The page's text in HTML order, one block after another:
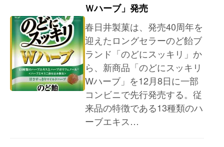
Ｗハーブ」発売
春日井製菓は、発売40周年を
迎えたロングセラーのど飴ブ
ランド「のどにスッキリ」か
ら、新商品「のどにスッキリ
Wハーブ」を12月8日に一部
コンビニで先行発売する。従
来品の特徴である13種類のハ
ーブエキス…